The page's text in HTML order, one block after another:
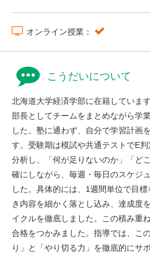
オンライン授業：
こうだいについて
北海道大学経済学部に在籍していま
部長としてチームをまとめながら学
した。塾に通わず、自分で学習計画
す。受験期は模試や共通テストでE
分析し、「何が足りないのか」「ど
確にしながら、毎週・毎日のスケジ
した。具体的には、1週間単位で目
き内容を細かく落とし込み、達成度
イクルを徹底しました。この積み重
合格をつかみました。指導では、こ
り」と「やり切る力」を徹底的にサ